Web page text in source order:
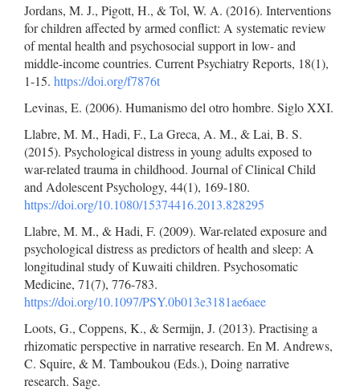
Jordans, M. J., Pigott, H., & Tol, W. A. (2016). Interventions
for children affected by armed conflict: A systematic review
of mental health and psychosocial support in low- and
middle-income countries. Current Psychiatry Reports, 18(1),
1-15. https://doi.org/f7876t
Levinas, E. (2006). Humanismo del otro hombre. Siglo XXI.
Llabre, M. M., Hadi, F., La Greca, A. M., & Lai, B. S.
(2015). Psychological distress in young adults exposed to
war-related trauma in childhood. Journal of Clinical Child
and Adolescent Psychology, 44(1), 169-180.
https://doi.org/10.1080/15374416.2013.828295
Llabre, M. M., & Hadi, F. (2009). War-related exposure and
psychological distress as predictors of health and sleep: A
longitudinal study of Kuwaiti children. Psychosomatic
Medicine, 71(7), 776-783.
https://doi.org/10.1097/PSY.0b013e3181ae6aee
Loots, G., Coppens, K., & Sermijn, J. (2013). Practising a
rhizomatic perspective in narrative research. En M. Andrews,
C. Squire, & M. Tamboukou (Eds.), Doing narrative
research. Sage.